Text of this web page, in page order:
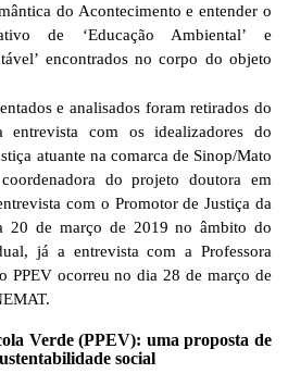
do Acontecimento e entender o
de ‘Educação Ambiental’ e
encontrados no corpo do objeto
e analisados foram retirados do
entrevista com os idealizadores do
atuante na comarca de Sinop/Mato
do projeto doutora em
com o Promotor de Justiça da
20 de março de 2019 no âmbito do
já a entrevista com a Professora
PPEV ocorreu no dia 28 de março de
Verde (PPEV): uma proposta de
social